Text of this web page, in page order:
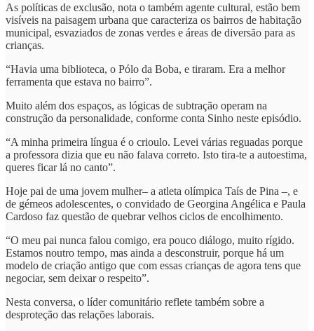
As políticas de exclusão, nota o também agente cultural, estão bem
visíveis na paisagem urbana que caracteriza os bairros de habitação
municipal, esvaziados de zonas verdes e áreas de diversão para as
crianças.
“Havia uma biblioteca, o Pólo da Boba, e tiraram. Era a melhor
ferramenta que estava no bairro”.
Muito além dos espaços, as lógicas de subtração operam na
construção da personalidade, conforme conta Sinho neste episódio.
“A minha primeira língua é o crioulo. Levei várias reguadas porque
a professora dizia que eu não falava correto. Isto tira-te a autoestima,
queres ficar lá no canto”.
Hoje pai de uma jovem mulher– a atleta olímpica Taís de Pina –, e
de gémeos adolescentes, o convidado de Georgina Angélica e Paula
Cardoso faz questão de quebrar velhos ciclos de encolhimento.
“O meu pai nunca falou comigo, era pouco diálogo, muito rígido.
Estamos noutro tempo, mas ainda a desconstruir, porque há um
modelo de criação antigo que com essas crianças de agora tens que
negociar, sem deixar o respeito”.
Nesta conversa, o líder comunitário reflete também sobre a
desproteção das relações laborais.